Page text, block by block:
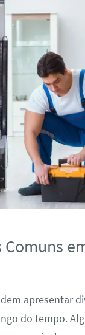
apresentar
do tempo.